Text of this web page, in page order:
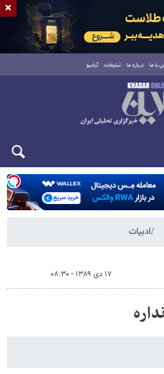
با ما درباره ما تبلیغات آرشیو
ادبیات
۱۷ دی ۱۳۸۹ - ۰۸:۳۰
×